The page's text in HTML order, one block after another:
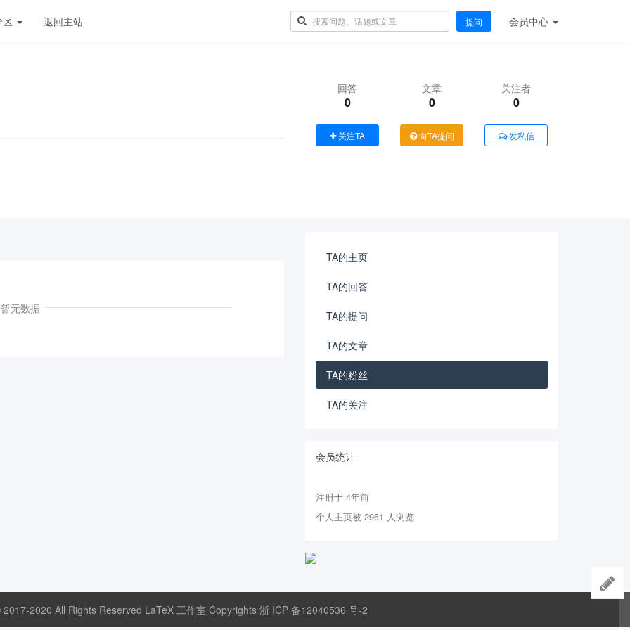
区 返回主站 提问 会员中心
回答
0
文章
0
关注者
0
关注TA 向TA提问 发私信
暂无数据
TA的主页
TA的回答
TA的提问
TA的文章
TA的粉丝
TA的关注
会员统计
注册于 4年前
个人主页被 2961 人浏览
2020 All Rights Reserved LaTeX 工作室 Copyrights 浙 ICP 备12040536 号-2